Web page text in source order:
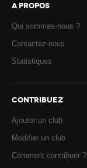
A PROPOS
Qui sommes-nous ?
Contactez-nous
Statistiques
CONTRIBUEZ
Ajouter un club
Modifier un club
Comment contribuer ?